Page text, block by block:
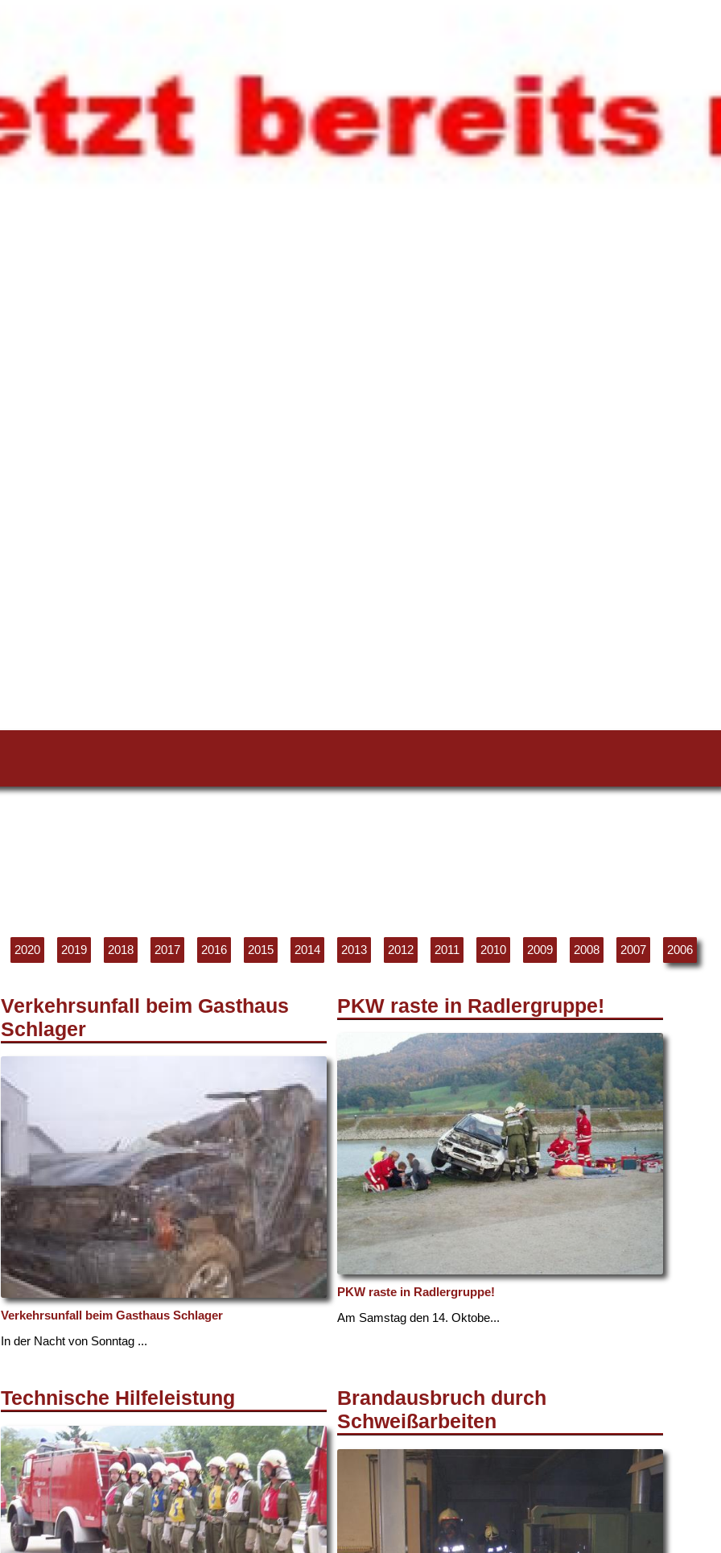
2020 2019 2018 2017 2016 2015 2014 2013 2012 2011 2010 2009 2008 2007 2006
Verkehrsunfall beim Gasthaus
Schlager
Verkehrsunfall beim Gasthaus Schlager
In der Nacht von Sonntag ...
PKW raste in Radlergruppe!
PKW raste in Radlergruppe!
Am Samstag den 14. Oktobe...
Technische Hilfeleistung
Brandausbruch durch
Schweißarbeiten